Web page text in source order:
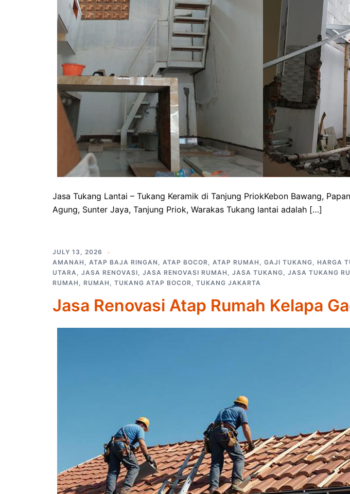
Jasa Tukang Lantai – Tukang Keramik di Tanjung PriokKebon Bawang,
Agung, Sunter Jaya, Tanjung Priok, Warakas Tukang lantai adalah […]
JULY 13, 2026
AMANAH , ATAP BAJA RINGAN , ATAP BOCOR, ATAP RUMAH , GAJI TUKANG, HARGA
UTARA, JASA RENOVASI, JASA RENOVASI RUMAH , JASA TUKANG, JASA TUKANG
RUMAH , RUMAH , TUKANG ATAP BOCOR, TUKANG JAKARTA
Jasa Renovasi Atap Rumah Kelapa